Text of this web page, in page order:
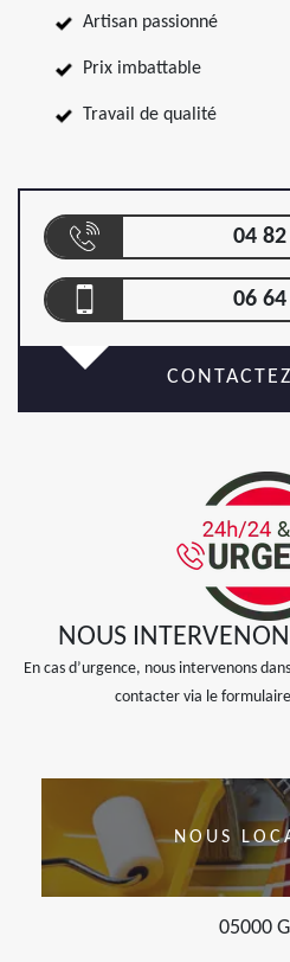
Artisan passionné
Prix imbattable
Travail de qualité
04
06
NOUS
En cas d’urgence, nous intervenons
contacter via le
NOUS
05000